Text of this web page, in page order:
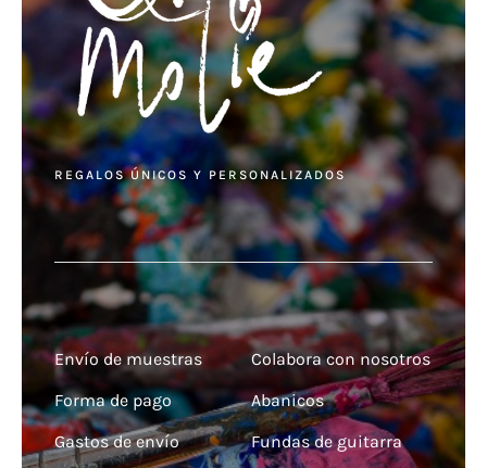
REGALOS ÚNICOS Y PERSONALIZADOS
Envío de muestras
Forma de pago
Gastos de envío
Colabora con nosotros
Abanicos
Fundas de guitarra